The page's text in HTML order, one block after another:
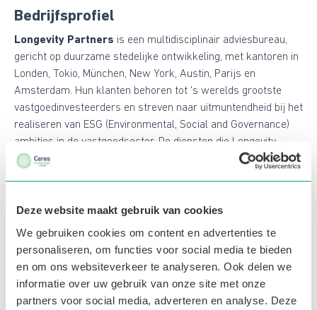
Deze website maakt gebruik van cookies
We gebruiken cookies om content en advertenties te
personaliseren, om functies voor social media te bieden
en om ons websiteverkeer te analyseren. Ook delen we
informatie over uw gebruik van onze site met onze
partners voor social media, adverteren en analyse. Deze
Bedrijfsprofiel
Longevity Partners is een multidisciplinair adviesbureau,
gericht op duurzame stedelijke ontwikkeling, met kantoren in
Londen, Tokio, München, New York, Austin, Parijs en
Amsterdam. Hun klanten behoren tot 's werelds grootste
vastgoedinvesteerders en streven naar uitmuntendheid bij het
realiseren van ESG (Environmental, Social and Governance)
ambities in de vastgoedsector. De diensten die Longevity
aanbiedt variëren van ESG-strategiebepaling, ondersteuning
advisering bij de implementatie van energiereductie.
Functie
Verantwoordelijk voor het uitvoeren van analyses,
audits en adviezen voor energieverbruik